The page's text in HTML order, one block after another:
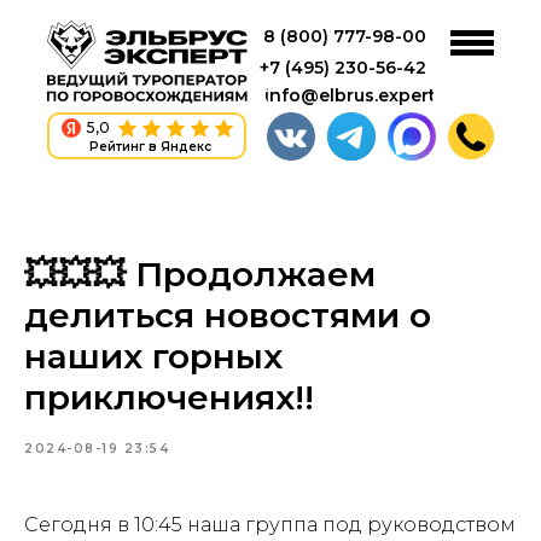
info@elbrus.expert
+7 (495) 230-56-42
8 (800) 777-98-00
5,0
Рейтинг в Яндекс
💥💥💥 Продолжаем
делиться новостями о
наших горных
приключениях!!
2024-08-19 23:54
Сегодня в 10:45 наша группа под руководством